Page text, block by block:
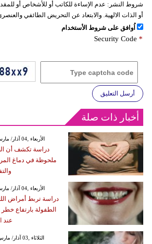
شروط النشر: عدم الإساءة للكاتب أو للأشخاص أو
أو الذات الالهية. والابتعاد عن التحريض الطائفي
اُوافق على شروط الأستخدام
Security Code *
أرسل التعليق
أخبار ذات صلة
GMT 11:32 2026 الأربعاء ,04 آذار/ مارس
دراسة تكشف أن
ملحوظة في دماغ
GMT 10:38 2026 الأربعاء ,04 آذار/ مارس
دراسة تربط أمراض
الطفولة بارتفاع
عند
GMT 13:23 2026 الثلاثاء ,03 آذار/ مارس